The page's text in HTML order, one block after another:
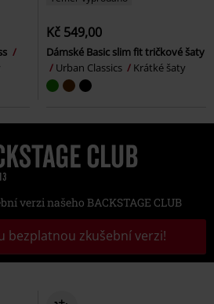
Kč 549,00
Dámské Basic slim fit tričkové šaty
Urban Classics
Krátké šaty
verzi našeho BACKSTAGE CLUB
bezplatnou zkušební verzi!